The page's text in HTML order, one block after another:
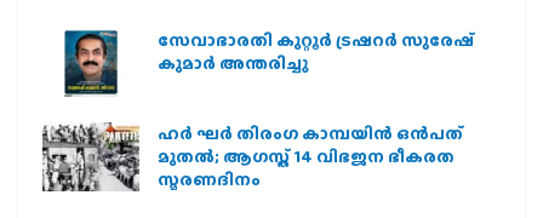
സേവാഭാരതി കുറ്റൂർ ട്രഷറർ സുരേഷ്
കുമാർ അന്തരിച്ചു
ഹര്‍ ഘര്‍ തിരംഗ കാമ്പയിന്‍ ഒന്‍പത്
മുതല്‍; ആഗസ്ത് 14 വിഭജന ഭീകരത
സ്മരണദിനം